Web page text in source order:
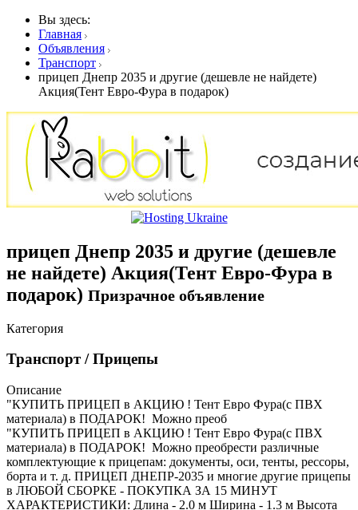
Вы здесь:
Главная
Объявления
Транспорт
прицеп Днепр 2035 и другие (дешевле не найдете)
Акция(Тент Евро-Фура в подарок)
прицеп Днепр 2035 и другие (дешевле
не найдете) Акция(Тент Евро-Фура в
подарок) Призрачное объявление
Категория
Транспорт / Прицепы
Описание
"КУПИТЬ ПРИЦЕП в АКЦИЮ ! Тент Евро Фура(с ПВХ
материала) в ПОДАРОК! Можно преоб
"КУПИТЬ ПРИЦЕП в АКЦИЮ ! Тент Евро Фура(с ПВХ
материала) в ПОДАРОК! Можно преобрести различные
комплектующие к прицепам: документы, оси, тенты, рессоры,
борта и т. д. ПРИЦЕП ДНЕПР-2035 и многие другие прицепы
в ЛЮБОЙ СБОРКЕ - ПОКУПКА ЗА 15 МИНУТ
ХАРАКТЕРИСТИКИ: Длина - 2.0 м Ширина - 1.3 м Высота